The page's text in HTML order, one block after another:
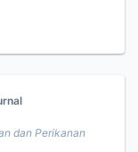
dan Perikanan